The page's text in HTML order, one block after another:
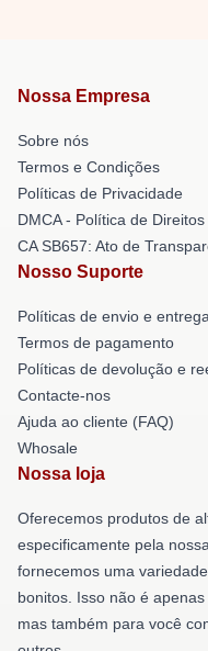
Nossa Empresa
Sobre nós
Termos e Condições
Políticas de Privacidade
DMCA - Política de
CA SB657: Ato de
Nosso Suporte
Políticas de envio e entrega
Termos de pagamento
Políticas de devolução e
Contacte-nos
Ajuda ao cliente (FAQ)
Whosale
Nossa loja
Oferecemos produtos de
especificamente pela
fornecemos uma
bonitos. Isso não é
mas também para você